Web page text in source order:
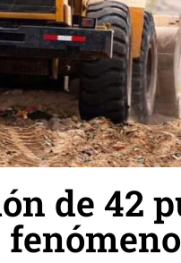
de 42